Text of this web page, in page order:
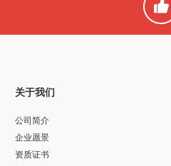
关于我们
公司简介
企业愿景
资质证书